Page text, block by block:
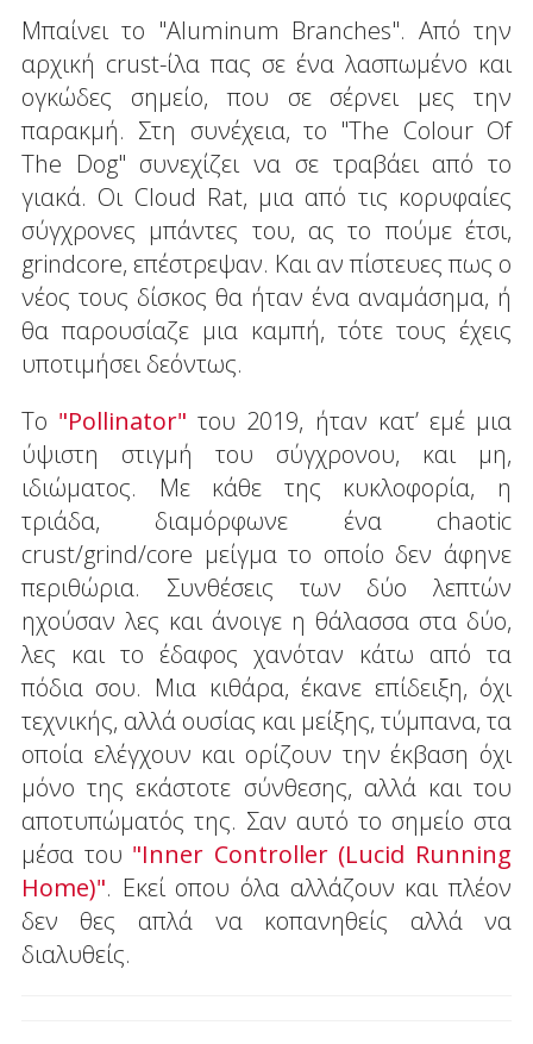
Μπαίνει το "Aluminum Branches". Από την
αρχική crust-ίλα πας σε ένα λασπωμένο και
ογκώδες σημείο, που σε σέρνει μες την
παρακμή. Στη συνέχεια, το "The Colour Of
The Dog" συνεχίζει να σε τραβάει από το
γιακά. Οι Cloud Rat, μια από τις κορυφαίες
σύγχρονες μπάντες του, ας το πούμε έτσι,
grindcore, επέστρεψαν. Και αν πίστευες πως ο
νέος τους δίσκος θα ήταν ένα αναμάσημα, ή
θα παρουσίαζε μια καμπή, τότε τους έχεις
υποτιμήσει δεόντως.
Το "Pollinator" του 2019, ήταν κατ’ εμέ μια
ύψιστη στιγμή του σύγχρονου, και μη,
ιδιώματος. Με κάθε της κυκλοφορία, η
τριάδα, διαμόρφωνε ένα chaotic
crust/grind/core μείγμα το οποίο δεν άφηνε
περιθώρια. Συνθέσεις των δύο λεπτών
ηχούσαν λες και άνοιγε η θάλασσα στα δύο,
λες και το έδαφος χανόταν κάτω από τα
πόδια σου. Μια κιθάρα, έκανε επίδειξη, όχι
τεχνικής, αλλά ουσίας και μείξης, τύμπανα, τα
οποία ελέγχουν και ορίζουν την έκβαση όχι
μόνο της εκάστοτε σύνθεσης, αλλά και του
αποτυπώματός της. Σαν αυτό το σημείο στα
μέσα του "Inner Controller (Lucid Running
Home)". Εκεί οπου όλα αλλάζουν και πλέον
δεν θες απλά να κοπανηθείς αλλά να
διαλυθείς.